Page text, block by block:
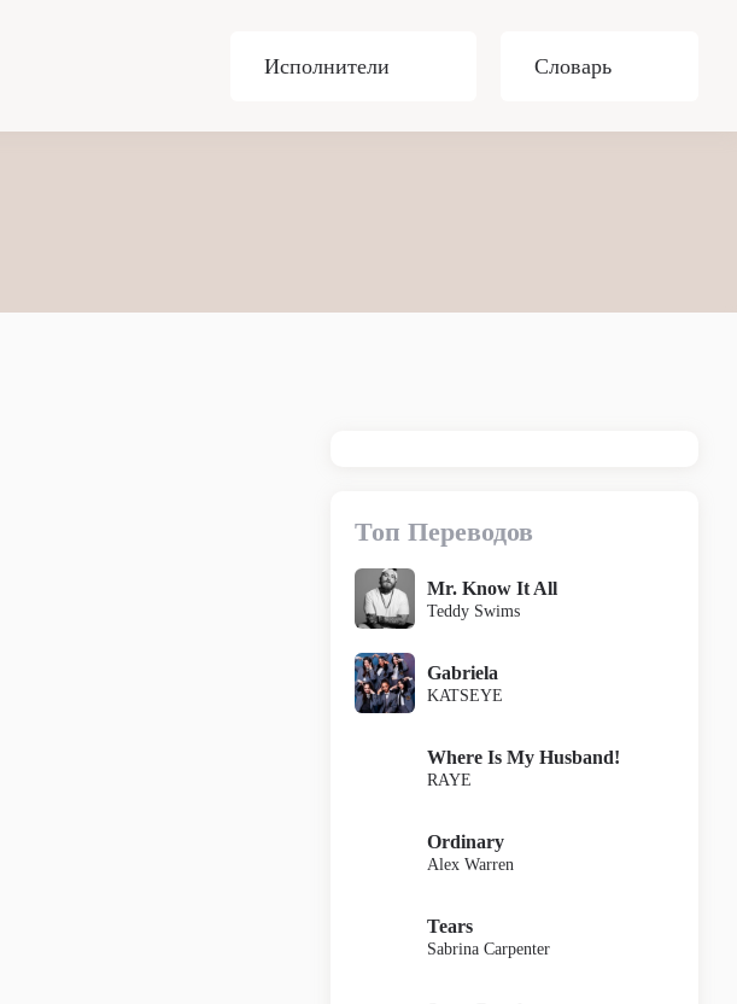
Исполнители Словарь
Топ Переводов
Mr. Know It All
Teddy Swims
Gabriela
KATSEYE
Where Is My Husband!
RAYE
Ordinary
Alex Warren
Tears
Sabrina Carpenter